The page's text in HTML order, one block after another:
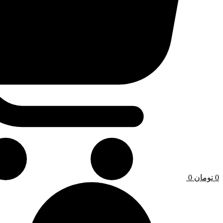
0 تومان 0